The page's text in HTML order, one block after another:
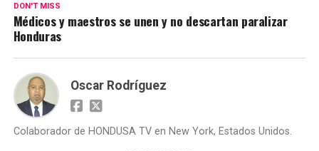
DON'T MISS
Médicos y maestros se unen y no descartan paralizar
Honduras
Oscar Rodríguez
Colaborador de HONDUSA TV en New York, Estados Unidos.